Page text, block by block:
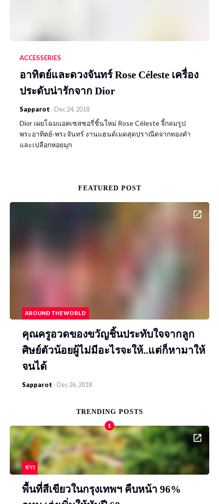
ACCESSERIES
อาทิตย์และดวงจันทร์ Rose Céleste เครื่อง
ประดับน่ารักจาก Dior
Sapparot - Dec 24, 2018
Dior เผยโฉมแอคเซสซอรี่ชิ้นใหม่ Rose Céleste จี้กลมรูป
พระอาทิตย์-พระจันทร์ งานแฮนด์เมดสุดปราณีตจากทองคำ
และเปลือกหอยมุก
FEATURED POST
AROUND THE WORLD
คุณครูอวดของขวัญชิ้นประทับใจจากลูก
ศิษย์ตัวน้อยผู้ไม่มีอะไรจะให้..แต่ก็หามาให้
จนได้
Sapparot - Dec 26, 2018
TRENDING POSTS
1
ข่าว
พื้นที่สีเขียวในกรุงเทพฯ คืบหน้า 96%